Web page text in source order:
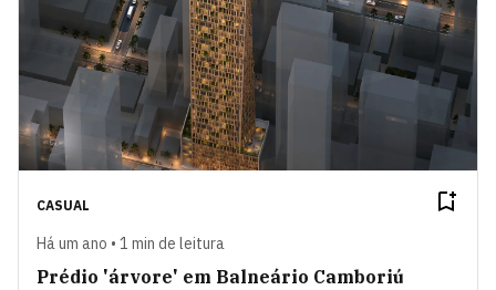
CASUAL
Há um ano • 1 min de leitura
Prédio 'árvore' em Balneário Camboriú